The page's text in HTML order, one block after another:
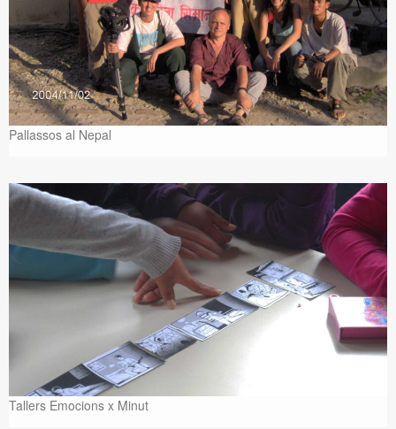
Pallassos al Nepal
Tallers Emocions x Minut